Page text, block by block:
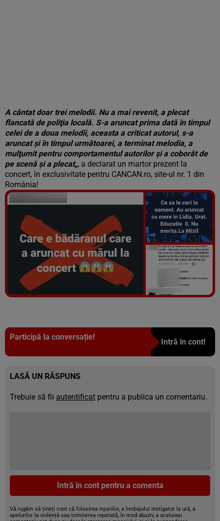
A cântat doar trei melodii. Nu a mai revenit, a plecat
flancată de poliţia locală. S-a aruncat prima dată în timpul
celei de a doua melodii, aceasta a criticat autorul, s-a
aruncat şi în timpul următoarei, a terminat melodia, a
mulţumit pentru comportamentul autorilor şi a coborât de
pe scenă şi a plecat„, a declarat un martor prezent la
concert, în exclusivitate pentru CANCAN.ro, site-ul nr. 1 din
România!
Vezi galeria foto
Participă la conversație!
Intră în cont!
LASĂ UN RĂSPUNS
Trebuie să fii autentificat pentru a publica un comentariu.
Intră în cont pentru a comenta
Vă rugăm să țineți cont că folosirea injuriilor, a limbajului instigator la ură, a
apelurilor la violență sau trimiterea repetată, în mod abuziv, a aceluiași